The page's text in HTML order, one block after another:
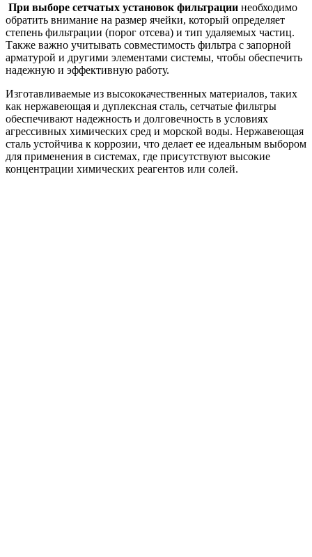
При выборе сетчатых установок фильтрации необходимо
обратить внимание на размер ячейки, который определяет
степень фильтрации (порог отсева) и тип удаляемых частиц.
Также важно учитывать совместимость фильтра с запорной
арматурой и другими элементами системы, чтобы обеспечить
надежную и эффективную работу.
Изготавливаемые из высококачественных материалов, таких
как нержавеющая и дуплексная сталь, сетчатые фильтры
обеспечивают надежность и долговечность в условиях
агрессивных химических сред и морской воды. Нержавеющая
сталь устойчива к коррозии, что делает ее идеальным выбором
для применения в системах, где присутствуют высокие
концентрации химических реагентов или солей.